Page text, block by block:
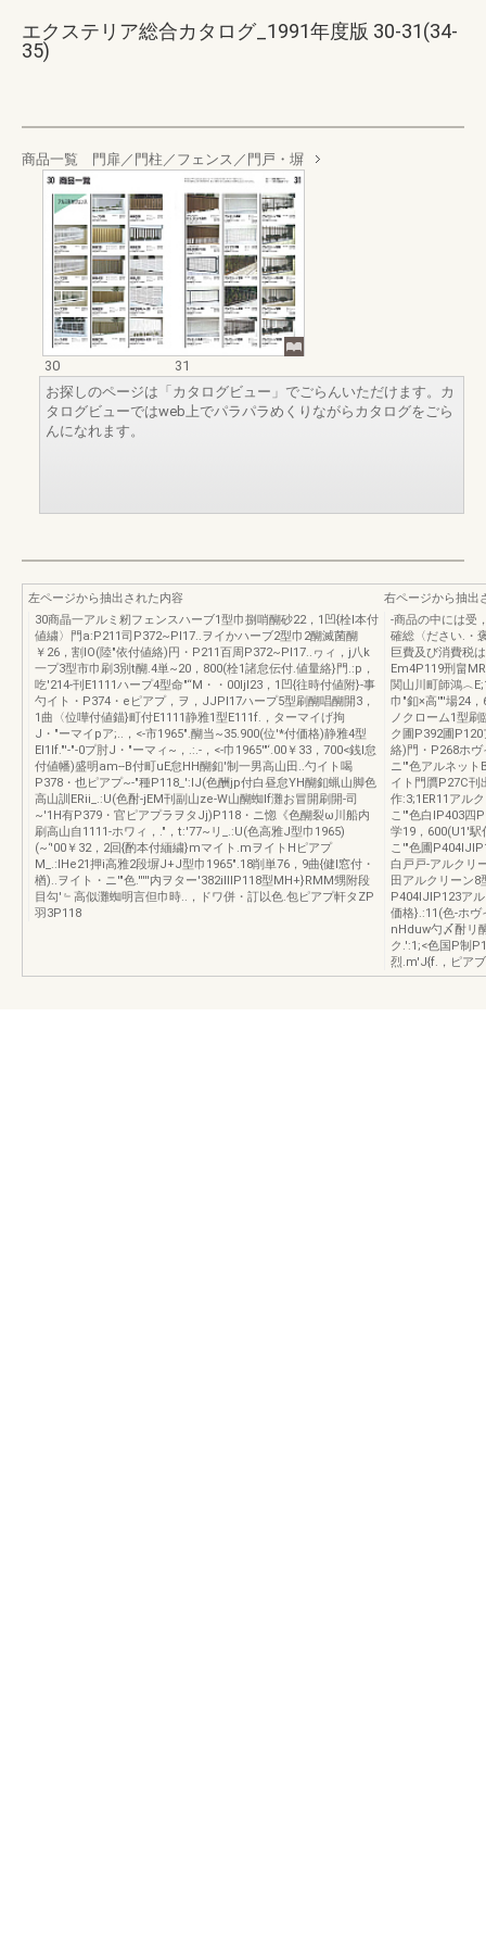
エクステリア総合カタログ_1991年度版 30-31(34-
35)
商品一覧 門扉／門柱／フェンス／門戸・塀
30
31
お探しのページは「カタログビュー」でごらんいただけます。カ
タログビューではweb上でパラパラめくりながらカタログをごら
んになれます。
左ページから抽出された内容
30商晶一アルミ籾フェンスハーブ1型巾捌哨醐砂22，1凹{栓l本付
値繍〉門a:P211司P372~Pl17..ヲイかハーブ2型巾2醐滅菌醐
￥26，割lO(陸"依付値絡)円・P211百周P372~Pl17..ヮィ，j八k
一プ3型市巾刷3別t醐.4単~20，800(栓1諸怠伝付.値量絡}門.:p，
吃'214-刊E1111ハープ4型命"“M・・00ljI23，1凹{往時付値附}-事
勺イト・P374・eピアプ，ヲ，JJPl17ハープ5型刷醐唱醐開3，
1曲〈位嘩付値錨}町付E1111静雅1型E111f.，ターマイげ拘
J・"ーマイpア;..，<-市1965".醐当~35.900(位'*付価格)静雅4型
EI1lf."'-"-0プ肘J・"ーマィ~，.:.-，<-巾1965'"‘.00￥33，700<銭l怠
付値幡)盛明am--B付町uE怠HH醐釦'制一男高山田..勺イト喝
P378・也ピアプ~-"種P118_':IJ(色酬jp付白昼怠YH醐釦蝋山脚色
高山訓ERii_.:U(色酎-jEM刊副山ze-W山醐蜘If灘お冒開刷開-司
~'1H有P379・官ピアプラヲタJj)P118・ニ惚《色醐裂ω川船内
刷高山自1111-ホワィ，."，t:'77~リ_.:U(色高雅J型巾1965)
(~‘'00￥32，2回{酌本付緬繍}mマイト.mヲイトHピアプ
M_.:IHe21押i高雅2段塀J+J型巾1965".18削単76，9曲{健l窓付・
楢)..ヲイト・ニ'"色.'''''内ヲター'382ilIIP118型MH+}RMM甥附段
目勾'﹄高似灘蜘明言但巾時..，ドワ併・訂以色.包ピアプ軒タZP
羽3P118
右ページから抽出
-商品の中には受
確総〈ださい.・
巨費及び消費税
Em4P119刑畠
関山川町師鴻
巾"釦×高'"'場24
ノクローム1型刷
ク圃P392圃
絡)門・P268ホ
ニ'"色アルネッ
イト門贋P27C刊
作:3;1ER11アル
こ'"色白IP403四
学19，600(U1'駅
こ'"色圃
白戸戸-アルクリ
田アルクリーン8
P404IJlP123ア
価格}.:11(色-ホヴ
nHduw勺〆酎リ
ク.':1;<色国P制
烈.m'J{f.，ピア